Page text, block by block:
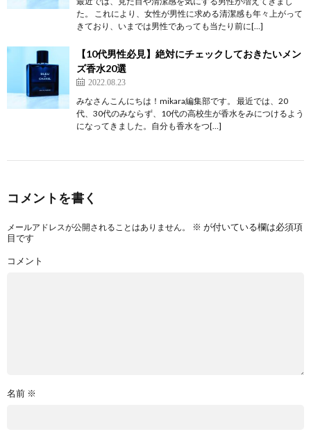
た。 これにより、女性が男性に求める清潔感も年々上がって
きており、いまでは男性であっても当たり前に[…]
【10代男性必見】絶対にチェックしておきたいメン
ズ香水20選
2022.08.23
みなさんこんにちは！mikara編集部です。 最近では、20
代、30代のみならず、10代の高校生が香水をみにつけるよう
になってきました。自分も香水をつ[…]
コメントを書く
メールアドレスが公開されることはありません。 ※ が付いている欄は必須項
目です
コメント
名前 ※